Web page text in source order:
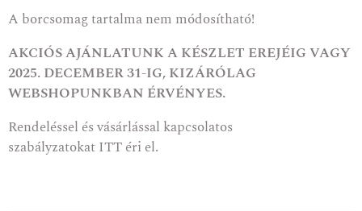
A borcsomag tartalma nem módosítható!
AKCIÓS AJÁNLATUNK A KÉSZLET EREJÉIG VAGY
2025. DECEMBER 31-IG, KIZÁRÓLAG
WEBSHOPUNKBAN ÉRVÉNYES.
Rendeléssel és vásárlással kapcsolatos
szabályzatokatITTéri el.